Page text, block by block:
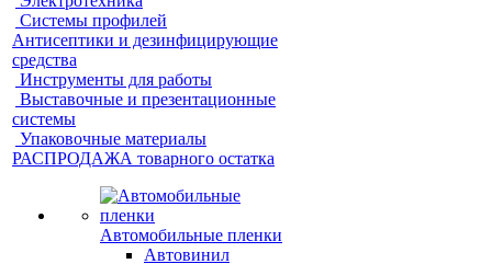
Системы профилей
Антисептики и дезинфицирующие
средства
Инструменты для работы
Выставочные и презентационные
системы
Упаковочные материалы
РАСПРОДАЖА товарного остатка
Автомобильные пленки
Автовинил